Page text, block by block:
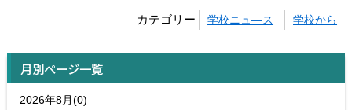
カテゴリー 学校ニュ―ス 学校から
月別ページ一覧
2026年8月(0)